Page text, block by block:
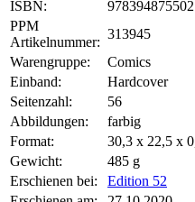
ISBN:
PPM
Artikelnummer:
313945
Warengruppe:
Comics
Einband:
Hardcover
Seitenzahl:
56
Abbildungen:
farbig
Format:
30,3 x 22,5 x
Gewicht:
485 g
Erschienen bei:
Edition 52